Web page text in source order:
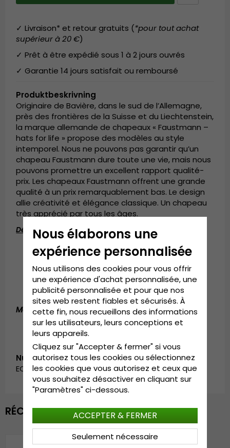
✓ Livraison* et retour gratuits (*pour tout achat
supérieur à 20 €)
✓ Prêt à être expédié sous 1 à 2 jours ouvrés
✓ Garantie 14 jours satisfait ou remboursé
Produktbeskrivning
Originaire de Bavière, dans le sud de l’Allemagne,
près des frontières de la Suisse et du Liechtenstein,
la marque allemande de chapeaux « Faustmann –
hats for life » propose des modèles au style
intemporel. Nous ne pouvons pas garantir qu’un
chapeau Faustmann dure toute une vie, mais nous
pouvons promettre un excellent rapport qualité-
prix. Les chapeaux Faustmann offrent une grande
qualité à un prix remarquablement bas. Le design
allie créativité et élégance classique. Un chapeau
très apprécié par tous les âges.
Détails du produit :
Couronne de 12 cm.
Bord de 4 cm.
Fabriqué en 100 % paille de papier.
Bandeau avec perles décoratives en bois.
Bandeau intérieur en gros-grain.
Matière:100 % paille de papier.
Numéro d’article:
EOL_34001.brown-1
RÉCEMMENT VU
Nous élaborons une
expérience personnalisée
Nous utilisons des cookies pour vous offrir
une expérience d'achat personnalisée, une
publicité personnalisée et pour que nos
sites web restent fiables et sécurisés. À
cette fin, nous recueillons des informations
sur les utilisateurs, leurs conceptions et
leurs appareils.
Cliquez sur "Accepter & fermer" si vous
autorisez tous les cookies ou sélectionnez
les cookies que vous autorisez et ceux que
vous souhaitez désactiver en cliquant sur
"Paramètres" ci-dessous.
Seulement nécessaire
ACCEPTER & FERMER